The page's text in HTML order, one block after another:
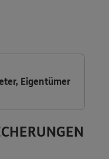
Eigentümer